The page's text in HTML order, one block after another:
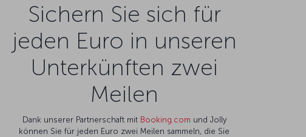
Sichern Sie sich für
jeden Euro in unseren
Unterkünften zwei
Meilen
Dank unserer Partnerschaft mit Booking.com und Jolly
können Sie für jeden Euro zwei Meilen sammeln, die Sie